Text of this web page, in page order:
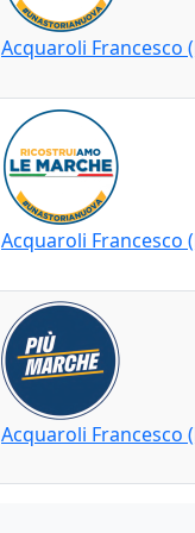
Acquaroli Francesco
Acquaroli Francesco
Acquaroli Francesco